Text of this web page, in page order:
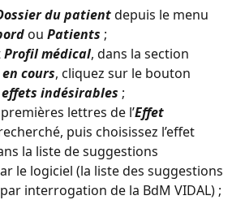
du patient depuis le menu
ou Patients ;
Profil médical, dans la section
cours, cliquez sur le bouton
indésirables ;
lettres de l’Effet
puis choisissez l’effet
la liste de suggestions
le logiciel (la liste des suggestions
interrogation de la BdM VIDAL) ;